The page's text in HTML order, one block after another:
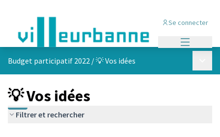
Se connecter
Budget participatif 2022 /💡 Vos idées
💡 Vos idées
Filtrer et rechercher